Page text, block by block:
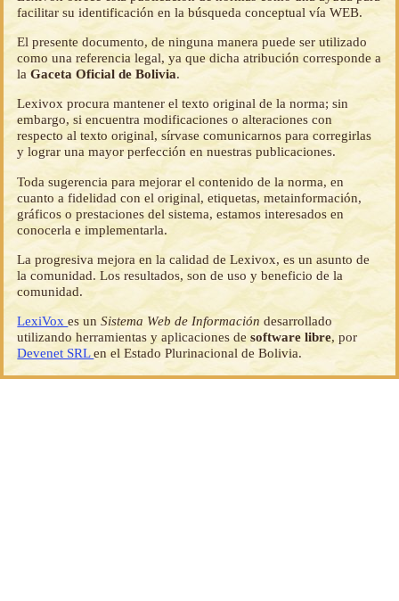
facilitar su identificación en la búsqueda conceptual vía WEB.
El presente documento, de ninguna manera puede ser utilizado
como una referencia legal, ya que dicha atribución corresponde a
laGaceta Oficial de Bolivia.
Lexivox procura mantener el texto original de la norma; sin
embargo, si encuentra modificaciones o alteraciones con
respecto al texto original, sírvase comunicarnos para corregirlas
y lograr una mayor perfección en nuestras publicaciones.
Toda sugerencia para mejorar el contenido de la norma, en
cuanto a fidelidad con el original, etiquetas, metainformación,
gráficos o prestaciones del sistema, estamos interesados en
conocerla e implementarla.
La progresiva mejora en la calidad de Lexivox, es un asunto de
la comunidad. Los resultados, son de uso y beneficio de la
comunidad.
LexiVoxes unSistema Web de Información desarrollado
utilizando herramientas y aplicaciones desoftware libre, por
Devenet SRLen el Estado Plurinacional de Bolivia.